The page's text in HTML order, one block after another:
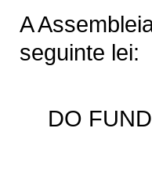
A
seguinte lei:
DO